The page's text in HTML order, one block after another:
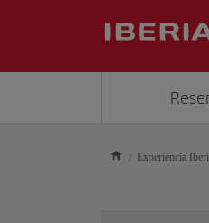
Experiencia